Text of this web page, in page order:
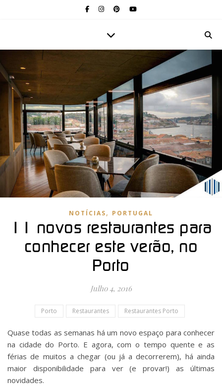
NOTÍCIAS, PORTUGAL
11 novos restaurantes para
conhecer este verão, no
Porto
Julho 4, 2016
Porto Restaurantes Restaurantes Porto
Quase todas as semanas há um novo espaço para conhecer
na cidade do Porto. E agora, com o tempo quente e as
férias de muitos a chegar (ou já a decorrerem), há ainda
maior disponibilidade para ver (e provar!) as últimas
novidades.